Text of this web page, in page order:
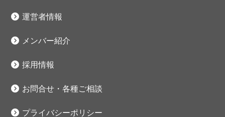
運営者情報
メンバー紹介
採用情報
お問合せ・各種ご相談
プライバシーポリシー